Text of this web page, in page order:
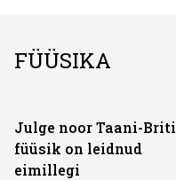
FÜÜSIKA
Julge noor Taani-Briti
füüsik on leidnud
eimillegi